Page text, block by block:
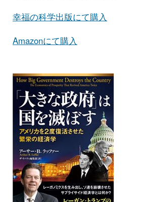
幸福の科学出版にて購入
Amazonにて購入